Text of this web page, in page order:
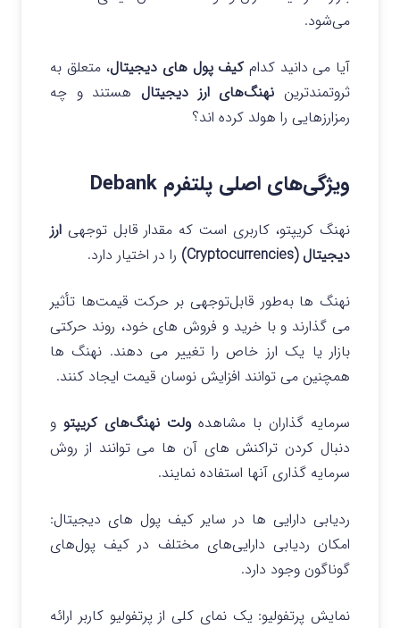
می‌شود.
آیا می دانید کدامکیف پول‌ های دیجیتال، متعلق به
ثروتمندترین نهنگ‌های ارز دیجیتال هستند و چه
رمزارزهایی را هولد کرده اند؟
ویژگی‌های اصلی پلتفرم Debank
نهنگ کریپتو، کاربری است که مقدار قابل توجهی ارز
دیجیتال (Cryptocurrencies)
را در اختیار دارد.
نهنگ ها به‌طور قابل‌توجهی بر حرکت قیمت‌ها تأثیر
می گذارند و با خرید و فروش های خود، روند حرکتی
بازار یا یک ارز خاص را تغییر می دهند. نهنگ ها
همچنین می توانند افزایش نوسان قیمت ایجاد کنند.
سرمایه‌ گذاران با مشاهدهولت نهنگ‌های کریپتو و
دنبال کردن تراکنش های آن ها می توانند از روش
سرمایه گذاری آنها استفاده نمایند.
ردیابی دارایی‌ ها در سایر کیف پول های دیجیتال:
امکان ردیابی دارایی‌های مختلف در کیف پول‌های
گوناگون وجود دارد.
نمایش پرتفولیو: یک نمای کلی از پرتفولیو کاربر ارائه